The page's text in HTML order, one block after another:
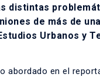
distintas
de más de
Urbanos y
abordado en el